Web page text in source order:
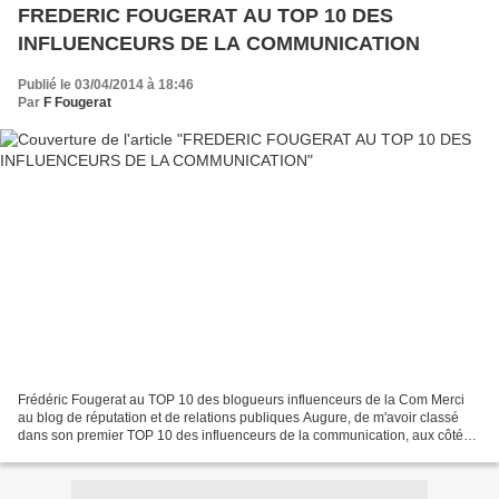
FREDERIC FOUGERAT AU TOP 10 DES
INFLUENCEURS DE LA COMMUNICATION
Publié le 03/04/2014 à 18:46
Par F Fougerat
Frédéric Fougerat au TOP 10 des blogueurs influenceurs de la Com Merci
au blog de réputation et de relations publiques Augure, de m'avoir classé
dans son premier TOP 10 des influenceurs de la communication, aux côtés